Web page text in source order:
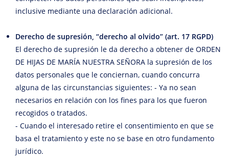
inclusive mediante una declaración adicional.
Derecho de supresión, “derecho al olvido” (art. 17 RGPD)
El derecho de supresión le da derecho a obtener de ORDEN
DE HIJAS DE MARÍA NUESTRA SEÑORA la supresión de los
datos personales que le conciernan, cuando concurra
alguna de las circunstancias siguientes: - Ya no sean
necesarios en relación con los fines para los que fueron
recogidos o tratados.
- Cuando el interesado retire el consentimiento en que se
basa el tratamiento y este no se base en otro fundamento
jurídico.